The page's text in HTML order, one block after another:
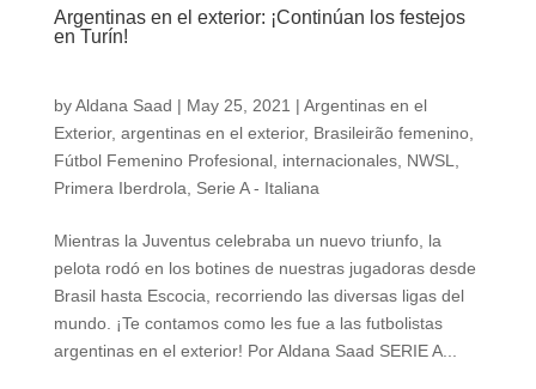
Argentinas en el exterior: ¡Continúan los festejos
en Turín!
byAldana Saad | May 25, 2021 | Argentinas en el
Exterior, argentinas en el exterior, Brasileirão femenino,
Fútbol Femenino Profesional, internacionales, NWSL
Primera Iberdrola
Serie A - Italiana
Mientras la Juventus celebraba un nuevo triunfo, la
pelota rodó en los botines de nuestras jugadoras desde
Brasil hasta Escocia, recorriendo las diversas ligas del
mundo. ¡Te contamos como les fue a las futbolistas
argentinas en el exterior! Por Aldana Saad SERIE A...